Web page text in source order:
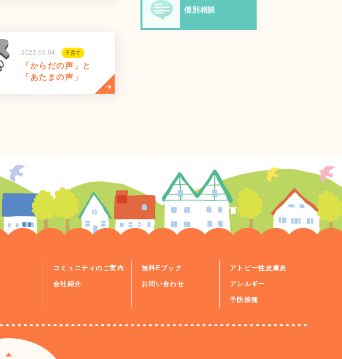
2022.06.04 子育て
「からだの声」と
「あたまの声」
個別相談
コミュニティのご案内
会社紹介
無料Eブック
お問い合わせ
アトピー性皮膚炎
アレルギー
予防接種